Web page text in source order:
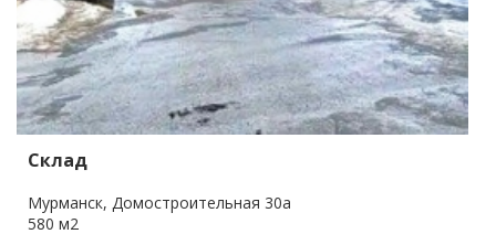
Склад
Мурманск, Домостроительная 30а
580 м2